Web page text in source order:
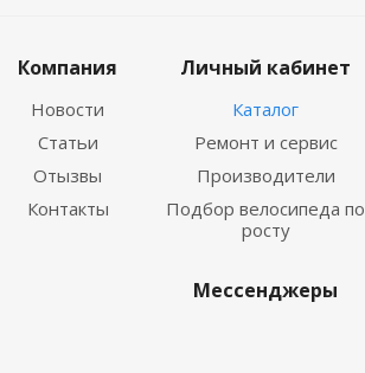
Компания
Новости
Статьи
Отызвы
Контакты
Личный кабинет
Каталог
Ремонт и сервис
Производители
Подбор велосипеда по
росту
Мессенджеры